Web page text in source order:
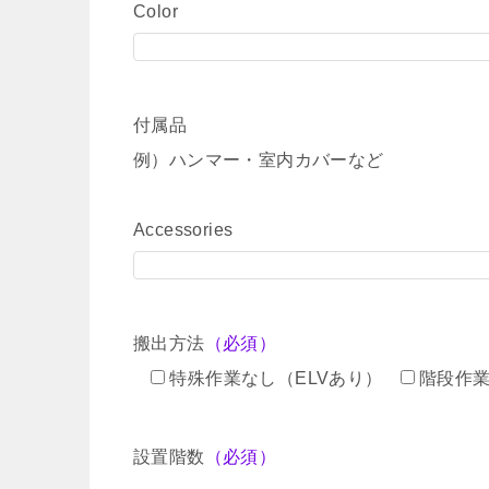
Color
付属品
例）ハンマー・室内カバーなど
Accessories
搬出方法 （必須）
特殊作業なし（ELVあり）
階段作
設置階数 （必須）